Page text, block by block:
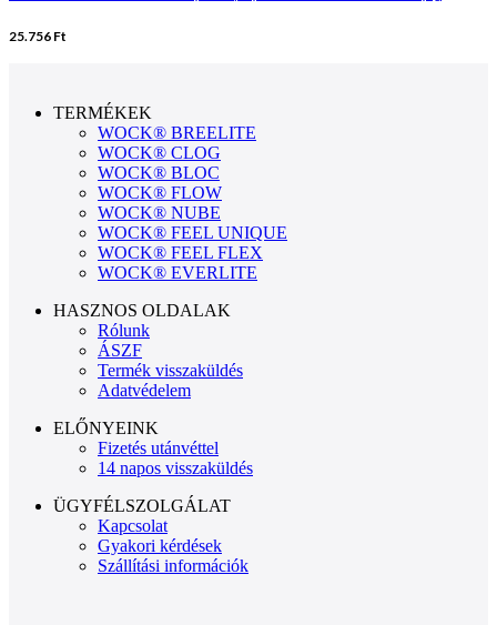
25.756 Ft
TERMÉKEK
WOCK® BREELITE
WOCK® CLOG
WOCK® BLOC
WOCK® FLOW
WOCK® NUBE
WOCK® FEEL UNIQUE
WOCK® FEEL FLEX
WOCK® EVERLITE
HASZNOS OLDALAK
Rólunk
ÁSZF
Termék visszaküldés
Adatvédelem
ELŐNYEINK
Fizetés utánvéttel
14 napos visszaküldés
ÜGYFÉLSZOLGÁLAT
Kapcsolat
Gyakori kérdések
Szállítási információk